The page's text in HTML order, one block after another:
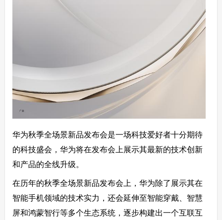
华为秋季全场景新品发布会是一场科技爱好者十分期待
的科技盛会，华为将在发布会上展示其最新的技术创新
和产品的全线升级。
在历年的秋季全场景新品发布会上，华为除了展示其在
智能手机领域的技术实力，还会延伸至智能穿戴、智慧
屏和鸿蒙智行等多个生态系统，逐步构建出一个互联互